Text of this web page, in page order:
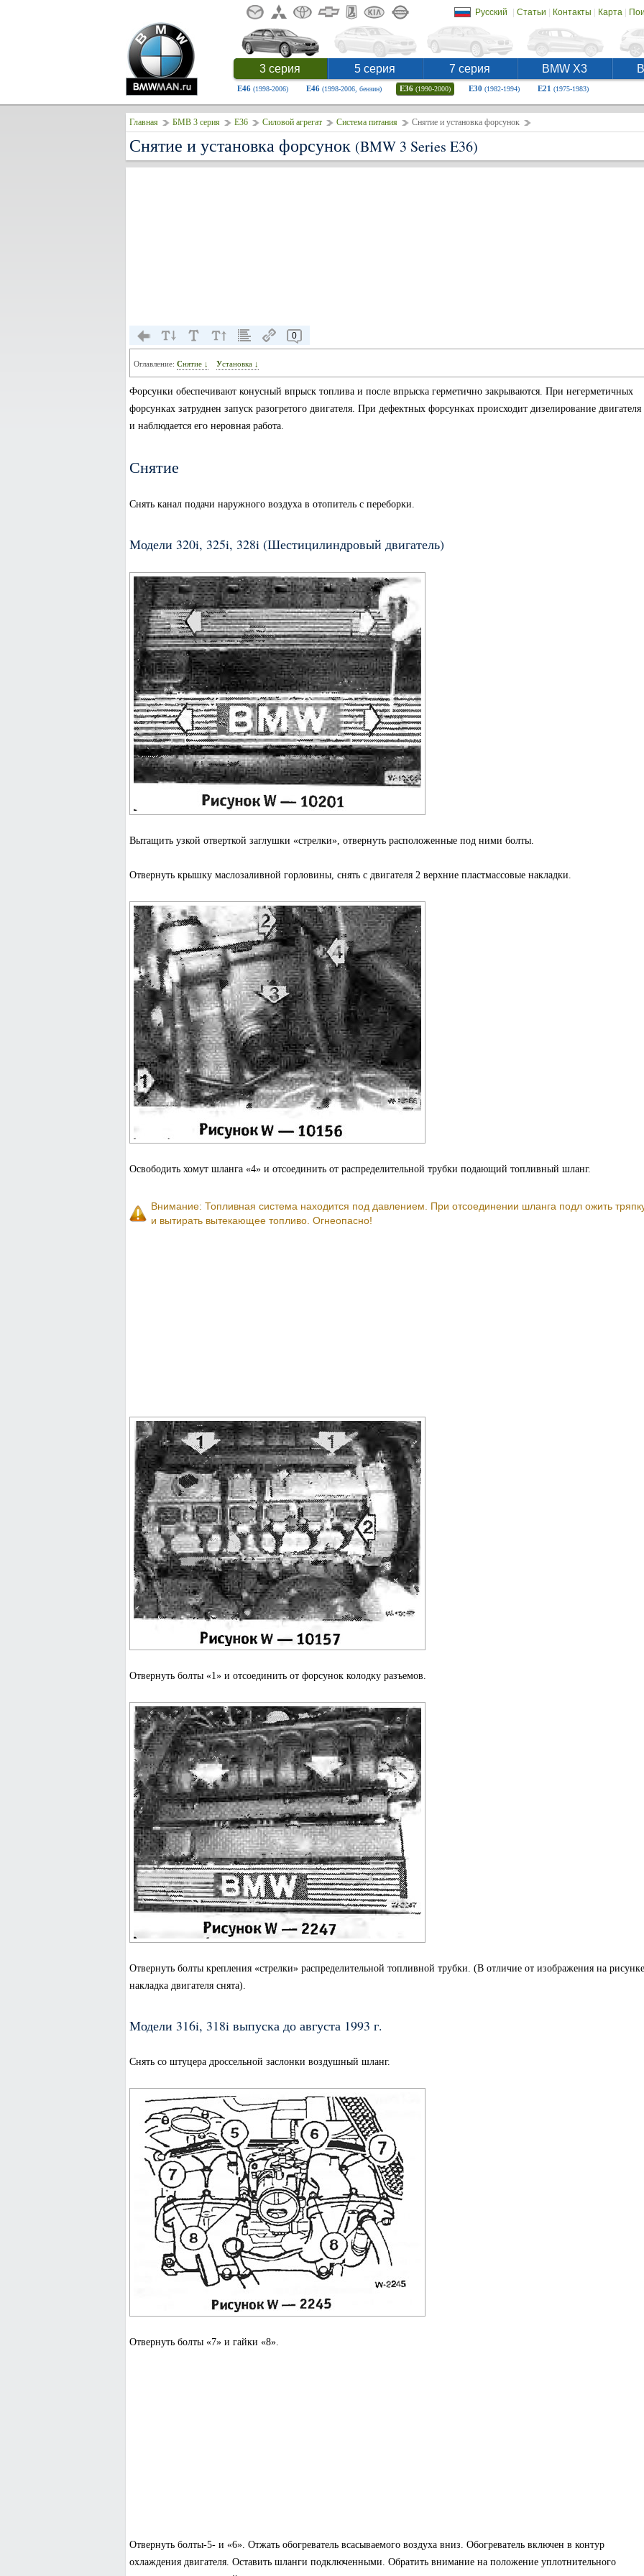
Русский | Статьи | Контакты | Карта|
3 серия 5 серия 7 серия BMW X3
E46 (1998-2006) E46 (1998-2006, бензин) E36 (1990-2000) E30 (1982-1994) E21 (1975-1983)
Главная БМВ 3 серия E36 Силовой агрегат Система питания Снятие и установка форсунок
Снятие и установка форсунок (BMW 3 Series E36)
0
Оглавление: Снятие ↓ Установка ↓
Форсунки обеспечивают конусный впрыск топлива и после впрыска герметично закрываются. При негерметичных
форсунках затруднен запуск разогретого двигателя. При дефектных форсунках происходит дизелирование двигателя
и наблюдается его неровная работа.
Снятие
Снять канал подачи наружного воздуха в отопитель с переборки.
Модели 320i, 325i, 328i (Шестицилиндровый двигатель)
Вытащить узкой отверткой заглушки «стрелки», отвернуть расположенные под ними болты.
Отвернуть крышку маслозаливной горловины, снять с двигателя 2 верхние пластмассовые накладки.
Освободить хомут шланга «4» и отсоединить от распределительной трубки подающий топливный шланг.
Внимание: Топливная система находится под давлением. При отсоединении шланга подл ожить
и вытирать вытекающее топливо. Огнеопасно!
Отвернуть болты «1» и отсоединить от форсунок колодку разъемов.
Отвернуть болты крепления «стрелки» распределительной топливной трубки. (В отличие от изображения на рисунке
накладка двигателя снята).
Модели 316i, 318i выпуска до августа 1993 г.
Снять со штуцера дроссельной заслонки воздушный шланг.
Отвернуть болты «7» и гайки «8».
Отвернуть болты-5- и «6». Отжать обогреватель всасываемого воздуха вниз. Обогреватель включен в контур
охлаждения двигателя. Оставить шланги подключенными. Обратить внимание на положение уплотнительного